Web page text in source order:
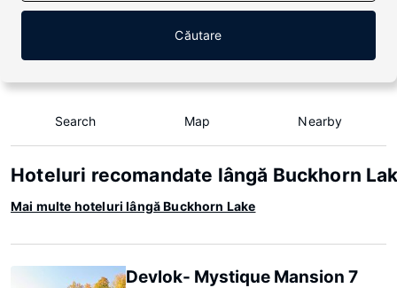
Căutare
Search Map Nearby
Hoteluri recomandate lângă Buckhorn
Mai multe hoteluri lângă Buckhorn Lake
Devlok- Mystique Mansion 7